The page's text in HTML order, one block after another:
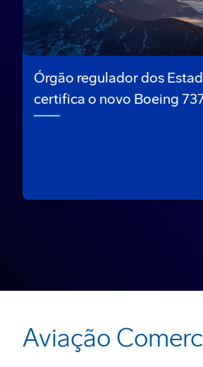
Órgão regulador dos
certifica o novo Boeing
Aviação